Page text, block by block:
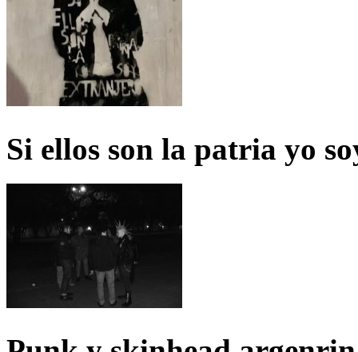
Si ellos son la patria yo